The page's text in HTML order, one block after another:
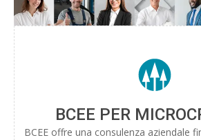
BCEE PER
BCEE offre una consulenza aziendale